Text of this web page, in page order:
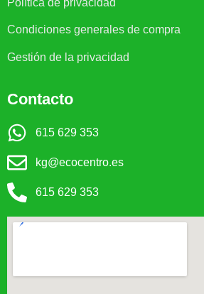
Política de privacidad
Condiciones generales de compra
Gestión de la privacidad
Contacto
615 629 353
kg@ecocentro.es
615 629 353